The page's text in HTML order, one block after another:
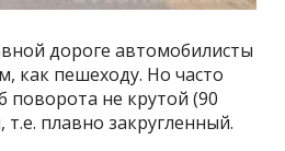
дороге автомобилисты
как пешеходу. Но часто
поворота не крутой (90
т.е. плавно закругленный.